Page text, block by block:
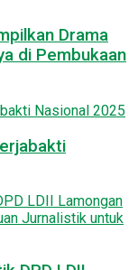
Drama
di Pembukaan